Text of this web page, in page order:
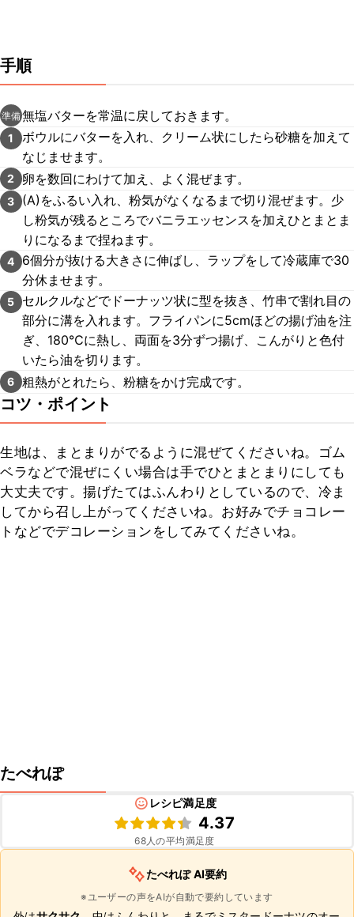
手順
準備無塩バターを常温に戻しておきます。
1
ボウルにバターを入れ、クリーム状にしたら砂糖を加えて
なじませます。
2 卵を数回にわけて加え、よく混ぜます。
3
(A)をふるい入れ、粉気がなくなるまで切り混ぜます。少
し粉気が残るところでバニラエッセンスを加えひとまとま
りになるまで捏ねます。
4
6個分が抜ける大きさに伸ばし、ラップをして冷蔵庫で30
分休ませます。
5
セルクルなどでドーナッツ状に型を抜き、竹串で割れ目の
部分に溝を入れます。フライパンに5cmほどの揚げ油を注
ぎ、180℃に熱し、両面を3分ずつ揚げ、こんがりと色付
いたら油を切ります。
6 粗熱がとれたら、粉糖をかけ完成です。
コツ・ポイント
生地は、まとまりがでるように混ぜてくださいね。ゴム
ベラなどで混ぜにくい場合は手でひとまとまりにしても
大丈夫です。揚げたてはふんわりとしているので、冷ま
してから召し上がってくださいね。お好みでチョコレー
トなどでデコレーションをしてみてくださいね。
たべれぽ
レシピ満足度
4.37
68人の平均満足度
たべれぽ AI要約
※ユーザーの声をAIが自動で要約しています